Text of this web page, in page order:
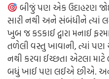
બીજું પણ એક ઉદાહરણ
સારી નથી અને સંબંધીને ત્યાં
ખુબ જ કડકાઈ દ્વારા મનાઈ
તળેલી વસ્તુ ખાવાની, ત્યાં
નથી કરવા ઈચ્છતા એટલા
બધું ખાઈ પણ લઈએ છીએ.